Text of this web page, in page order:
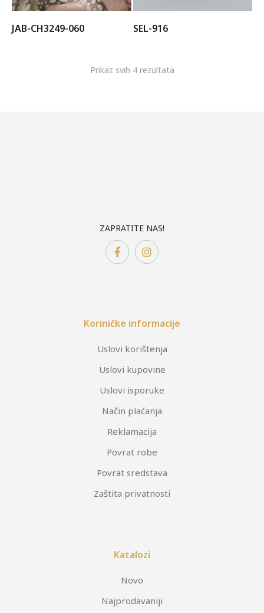
JAB-CH3249-060 SEL-916
Prikaz svih 4 rezultata
ZAPRATITE NAS!
Koriničke informacije
Uslovi korištenja
Uslovi kupovine
Uslovi isporuke
Način plaćanja
Reklamacija
Povrat robe
Povrat sredstava
Zaštita privatnosti
Katalozi
Novo
Najprodavaniji